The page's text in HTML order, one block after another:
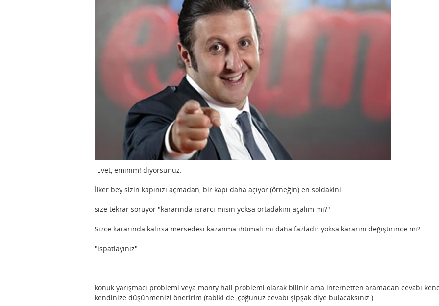
-Evet, eminim! diyorsunuz.
İlker bey sizin kapınızı açmadan, bir kapı daha açıyor (örneğin) en soldakini...
size tekrar soruyor "kararında ısrarcı mısın yoksa ortadakini açalım mı?"
Sizce kararında kalırsa mersedesi kazanma ihtimali mi daha fazladır yoksa kararını değiştirince mi?
"ispatlayınız"
konuk yarışmacı problemi veya monty hall problemi olarak bilinir ama internetten aramadan cevabı
kendinize düşünmenizi öneririm.(tabiki de ,çoğunuz cevabı şipşak diye bulacaksınız.)